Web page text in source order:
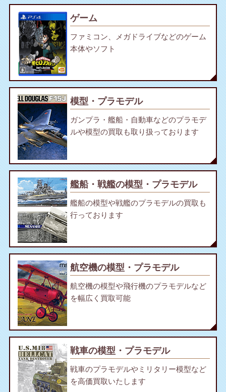
ゲーム
ファミコン、メガドライブなどのゲーム
本体やソフト
模型・プラモデル
ガンプラ・艦船・自動車などのプラモデ
ルや模型の買取も取り扱っております
艦船・戦艦の模型・プラモデル
艦船の模型や戦艦のプラモデルの買取も
行っております
航空機の模型・プラモデル
航空機の模型や飛行機のプラモデルなど
を幅広く買取可能
戦車の模型・プラモデル
戦車のプラモデルやミリタリー模型など
を高価買取いたします